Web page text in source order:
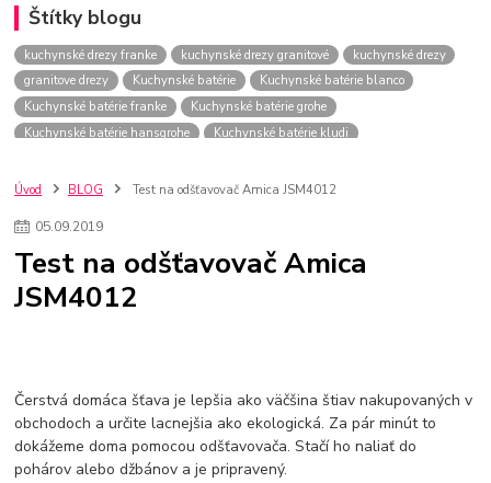
Štítky blogu
kuchynské drezy franke kuchynské drezy granitové
kuchynské drezy
granitove drezy
Kuchynské batérie
Kuchynské batérie blanco
Kuchynské batérie franke
Kuchynské batérie grohe
Kuchynské batérie hansgrohe
Kuchynské batérie kludi
kuchynské batérie sagittarius
kuchynské batérie
kuchynské drezy sety
kúpelňové batérie
vodovodné batérie do kúpelne kuchynske
bidetové batérie
vaňové batérie
Zápustné umývadlá
sprchový záves
vodovodná batéria
čierna kúpelňová batéria
vaňa retro
voľne stojaca vaňa
retro kúpeľne
Nákup tovaru pre firmy bez DPH
Bez DPH
Ako znížiť náklady
Ako znížiť náklady na firmu
Úvod BLOG Test na odšťavovač Amica JSM4012
05.09.2019
Test na odšťavovač Amica
JSM4012
Čerstvá domáca šťava je lepšia ako väčšina štiav nakupovaných v
obchodoch a určite lacnejšia ako ekologická. Za pár minút to
dokážeme doma pomocou odšťavovača. Stačí ho naliať do
pohárov alebo džbánov a je pripravený.